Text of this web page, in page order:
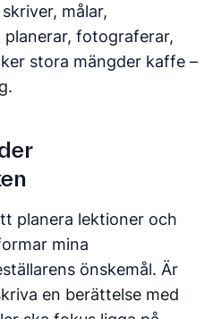
målar,
fotograferar,
stora mängder kaffe –
planera lektioner och
mina
önskemål. Är
en berättelse med